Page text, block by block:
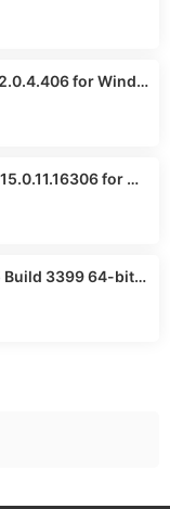
for Windo
for Wi
Build 3399 64-bit f